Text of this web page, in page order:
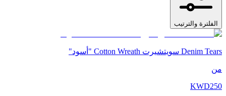
الفلترة والترتيب
Denim Tears سويتشيرت Cotton Wreath "أسود"
من
KWD250